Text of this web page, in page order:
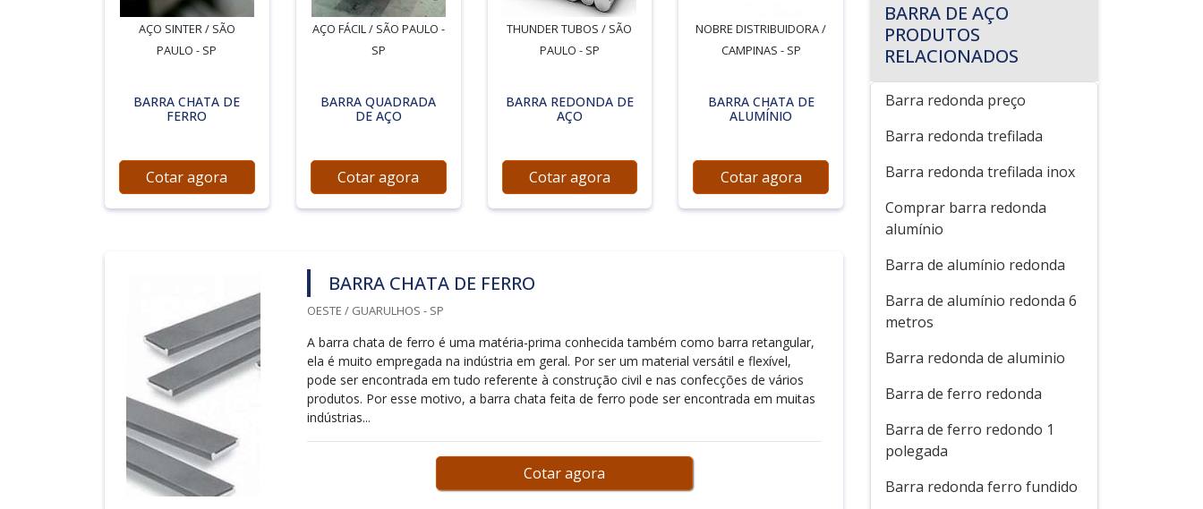
AÇO SINTER / SÃO
PAULO - SP
BARRA CHATA DE
FERRO
Cotar agora
AÇO FÁCIL / SÃO PAULO -
SP
BARRA QUADRADA
DE AÇO
Cotar agora
THUNDER TUBOS / SÃO
PAULO - SP
BARRA REDONDA DE
AÇO
Cotar agora
NOBRE DISTRIBUIDORA /
CAMPINAS - SP
BARRA CHATA DE
ALUMÍNIO
Cotar agora
BARRA CHATA DE FERRO
OESTE / GUARULHOS - SP
A barra chata de ferro é uma matéria-prima conhecida também como barra retangular,
ela é muito empregada na indústria em geral. Por ser um material versátil e flexível,
pode ser encontrada em tudo referente à construção civil e nas confecções de vários
produtos. Por esse motivo, a barra chata feita de ferro pode ser encontrada em muitas
indústrias...
Cotar agora
BARRA DE AÇO
PRODUTOS
RELACIONADOS
Barra redonda preço
Barra redonda trefilada
Barra redonda trefilada inox
Comprar barra redonda
alumínio
Barra de alumínio redonda
Barra de alumínio redonda 6
metros
Barra redonda de aluminio
Barra de ferro redonda
Barra de ferro redondo 1
polegada
Barra redonda ferro fundido